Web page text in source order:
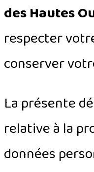
des Hautes
respecter
conserver
La présente
relative à la
données